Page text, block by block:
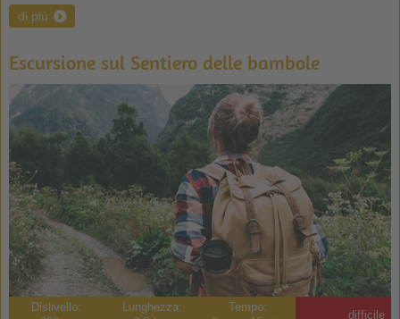
di più
Escursione sul Sentiero delle bambole
Dislivello:
Lunghezza:
Tempo:
difficile